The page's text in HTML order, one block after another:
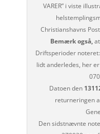
VARER” i viste
Christianshavns
Bemærk også,at
Driftsperioder
lidt anderledes, her
Datoen den
returneringen
Den sidstnævnte